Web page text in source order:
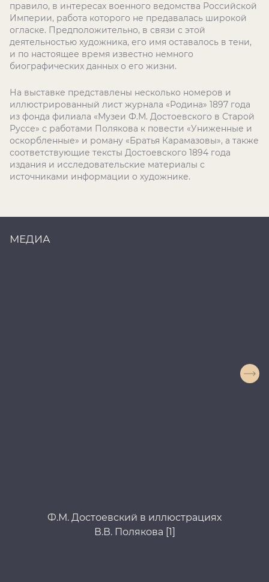
правило, в интересах военного ведомства Российской
Империи, работа которого не предавалась широкой
огласке. Предположительно, в связи с этой
деятельностью художника, его имя оставалось в тени,
и по настоящее время известно немного
биографических данных о его жизни.
На выставке представлены несколько номеров и
иллюстрированный лист журнала «Родина» 1897 года
из фонда филиала «Музеи Ф.М. Достоевского в Старой
Руссе» с работами Полякова к повести «Униженные и
оскорбленные» и роману «Братья Карамазовы», а также
соответствующие тексты Достоевского 1894 года
издания и исследовательские материалы с
источниками информации о художнике.
МЕДИА
Ф.М. Достоевский в иллюстрациях
В.В. Полякова [1]